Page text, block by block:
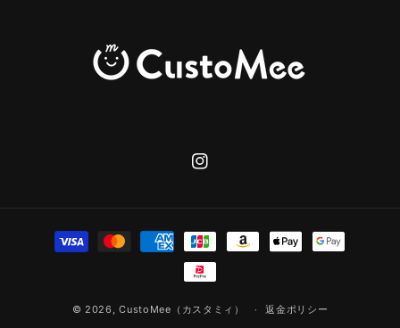
Instagram
© 2026,CustoMee（カスタミィ） 返金ポリシー